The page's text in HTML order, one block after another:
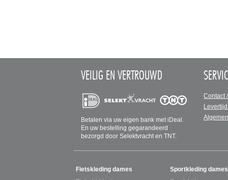
VEILIG EN VERTROUWD
Betalen via uw eigen bank met iDeal.
En uw bestelling gegarandeerd
bezorgd door Selektvracht en TNT.
Contact
SITEMAP
Fietskleding dames
Sportkleding dames